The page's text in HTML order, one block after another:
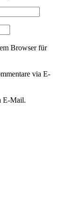
Browser für
via E-
E-Mail.